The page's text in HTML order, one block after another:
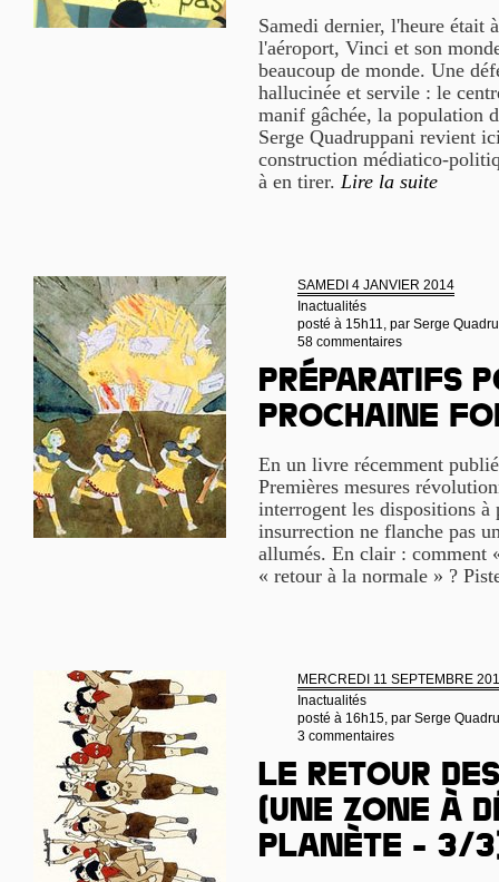
Samedi dernier, l'heure était
l'aéroport, Vinci et son
beaucoup de monde. Une
hallucinée et servile : le
manif gâchée, la population
Serge Quadruppani revient
construction médiatico-
à en tirer. Lire la suite
SAMEDI 4 JANVIER 2014
Inactualités
posté à 15h11, par Serge
58 commentaires
Préparatifs
prochaine
En un livre récemment
Premières mesures
interrogent les dispositions à
insurrection ne flanche pas
allumés. En clair : comment
« retour à la normale » ?
MERCREDI 11 SEPTEMBRE
Inactualités
posté à 16h15, par Serge
3 commentaires
Le retour
(une Zone à
Planète - 3/